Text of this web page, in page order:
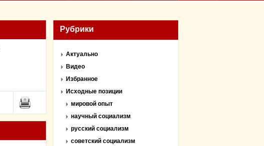
Рубрики
Актуально
Видео
Избранное
Исходные позиции
мировой опыт
научный социализм
русский социализм
советский социализм